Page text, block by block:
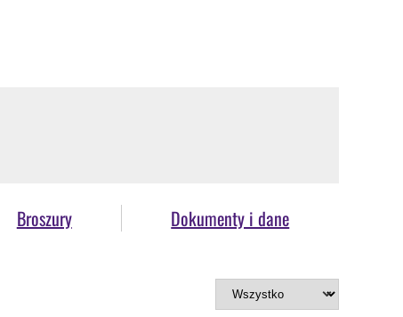
Broszury Dokumenty i dane